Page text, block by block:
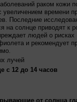
раком кожи
времени
Последние
на солнце приводят к
людей о рисках
и рекомендует
лучей
с 12 до 14 часов
от солнца